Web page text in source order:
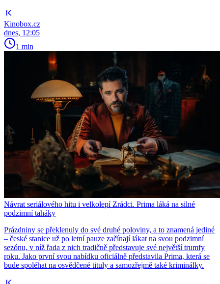
Kinobox.cz
dnes, 12:05
1 min
Návrat seriálového hitu i velkolepí Zrádci. Prima láká na silné
podzimní taháky
Prázdniny se překlenuly do své druhé poloviny, a to znamená jediné
– české stanice už po letní pauze začínají lákat na svou podzimní
sezónu, v níž řada z nich tradičně představuje své největší trumfy
roku. Jako první svou nabídku oficiálně představila Prima, která se
bude spoléhat na osvědčené tituly a samozřejmě také kriminálky.